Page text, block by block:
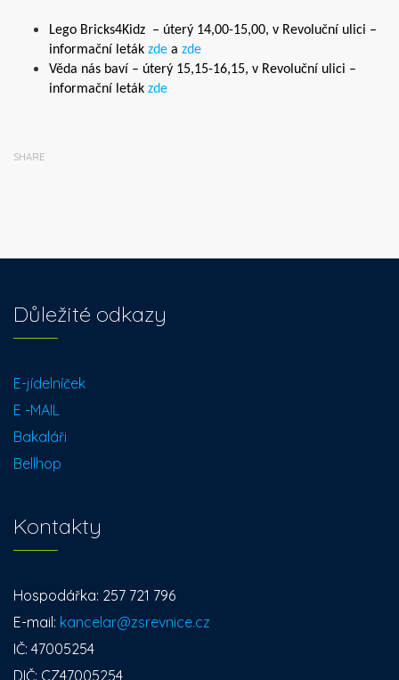
Lego Bricks4Kidz – úterý 14,00-15,00, v Revoluční ulici –
informační leták zde a zde
Věda nás baví – úterý 15,15-16,15, v Revoluční ulici –
informační leták zde
SHARE
Důležité odkazy
E-jídelníček
E -MAIL
Bakaláři
Bellhop
Kontakty
Hospodářka: 257 721 796
E-mail: kancelar@zsrevnice.cz
IČ: 47005254
DIČ: CZ47005254